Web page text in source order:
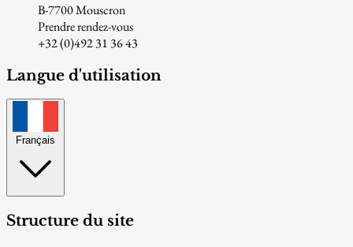
B-7700 Mouscron
Prendre rendez-vous
+32 (0)492 31 36 43
Langue d'utilisation
Français
Structure du site